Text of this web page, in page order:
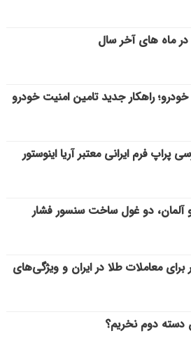
ماه های آخر سال
راهکار جدید تامین امنیت خودرو
پراپ فرم ایرانی معتبر آریا اینوستور
آلمان، دو غول ساخت سنسور فشار
برای معاملات طلا در ایران و ویژگی‌های
دسته دوم نخریم؟